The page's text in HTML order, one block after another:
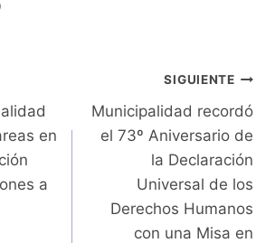
en
a
SIGUIENTE
Municipalidad recordó
el 73º Aniversario de
la Declaración
Universal de los
Derechos Humanos
con una Misa en